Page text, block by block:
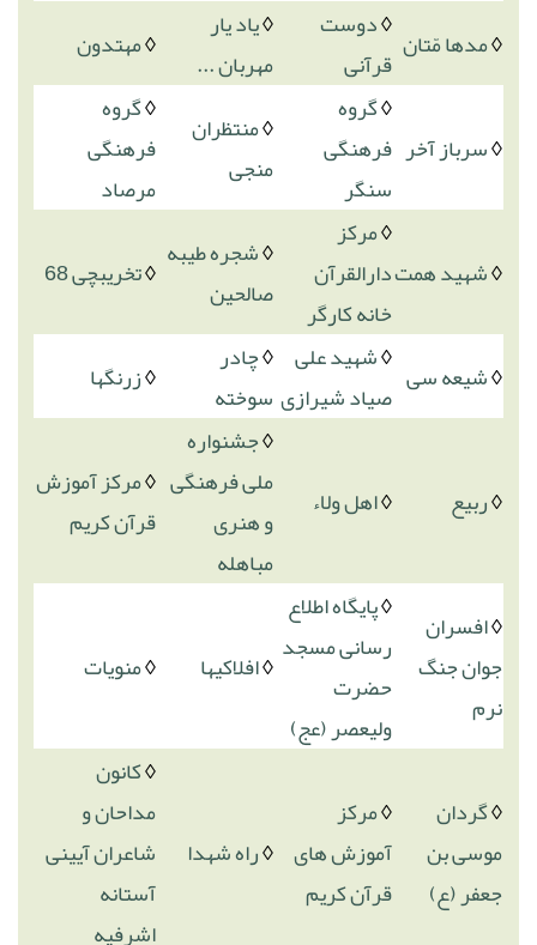
◊مدها مّتان ◊دوست
قرآنی
◊یاد یار
مهربان ...
◊مهتدون
◊سرباز آخر
◊گروه
فرهنگی
سنگر
◊منتظران
منجی
◊گروه
فرهنگی
مرصاد
◊شهید همت
◊مرکز
دارالقرآن
خانه کارگر
◊شجره طیبه
صالحین
◊تخریبچی 68
◊شیعه سی ◊شهید علی
صیاد شیرازی
◊چادر
سوخته
◊زرنگها
◊ربیع ◊اهل ولاء
◊جشنواره
ملی فرهنگی
و هنری
مباهله
◊مرکز آموزش
قرآن کریم
◊افسران
جوان جنگ
نرم
◊پایگاه اطلاع
رسانی مسجد
حضرت
ولیعصر (عج)
◊افلاکیها ◊منویات
◊گردان
موسی بن
جعفر (ع)
◊مرکز
آموزش های
قرآن کریم
◊راه شهدا
◊کانون
مداحان و
شاعران آیینی
آستانه
اشرفیه